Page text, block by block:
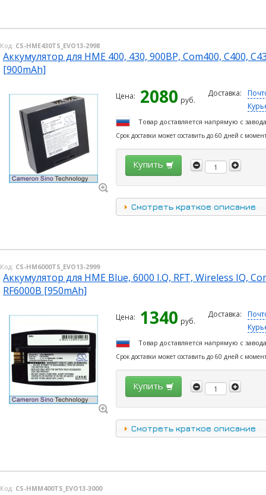
Код: CS-HME430TS_EVO13-2998
Аккумулятор для HME 400, 430, 900BP, Com400, C400,
[900mAh]
Цена: 2080 руб.
Доставка:
Товар доставляется напрямую с
Срок доставки может составить до 60 дней с
Купить
Смотреть краткое описание
Код: CS-HM6000TS_EVO13-2999
Аккумулятор для HME Blue, 6000 I.Q, RFT, Wireless IQ,
RF6000B [950mAh]
Цена: 1340 руб.
Доставка:
Товар доставляется напрямую с
Срок доставки может составить до 60 дней с
Купить
Смотреть краткое описание
Код: CS-HMM400TS_EVO13-3000